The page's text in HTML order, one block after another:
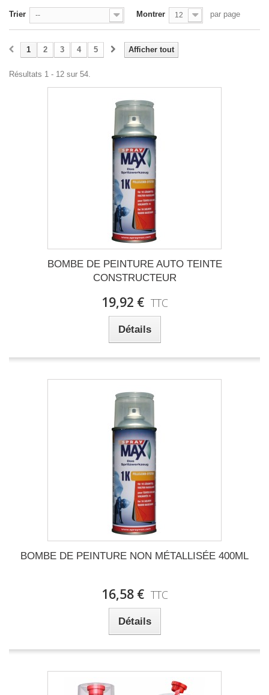
Trier -- Montrer 12 par page
Afficher tout
1 2 3 4 5
Résultats 1 - 12 sur 54.
BOMBE DE PEINTURE AUTO TEINTE
CONSTRUCTEUR
19,92 € TTC
Détails
BOMBE DE PEINTURE NON MÉTALLISÉE 400ML
16,58 € TTC
Détails